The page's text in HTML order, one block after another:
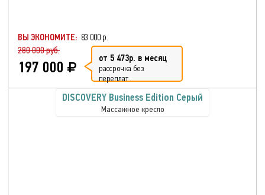
ВЫ ЭКОНОМИТЕ: 83 000 р.
280 000 руб.
197 000 от 5 473р. в месяц
рассрочка без
переплат
DISCOVERY Business Edition Серый
Массажное кресло